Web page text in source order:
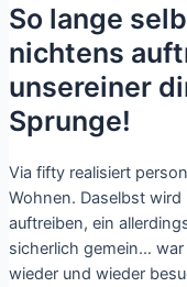
So lange
nichtens
unsereiner
Sprunge!
Via fifty realisiert
Wohnen. Daselbst
auftreiben, ein
sicherlich gemein…
wieder und wieder